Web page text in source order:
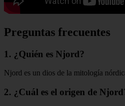
Preguntas frecuentes
1. ¿Quién es Njord?
Njord es un dios de la mitología
2. ¿Cuál es el origen de